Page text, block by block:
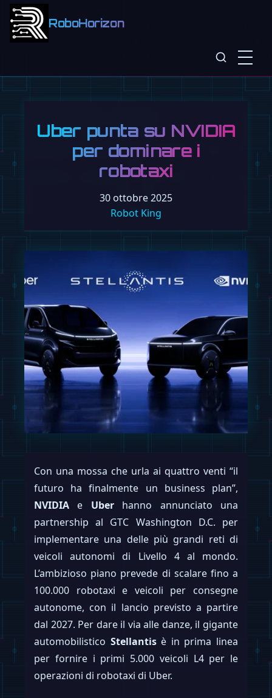
RoboHorizon
Uber punta su NVIDIA
per dominare i
robotaxi
30 ottobre 2025
Robot King
Con una mossa che urla ai quattro venti “il
futuro ha finalmente un business plan”,
NVIDIA e Uberhanno annunciato una
partnership al GTC Washington D.C. per
implementare una delle più grandi reti di
veicoli autonomi di Livello 4 al mondo.
L’ambizioso piano prevede di scalare fino a
100.000 robotaxi e veicoli per consegne
autonome, con il lancio previsto a partire
dal 2027. Per dare il via alle danze, il gigante
automobilistico Stellantisè in prima linea
per fornire i primi 5.000 veicoli L4 per le
operazioni di robotaxi di Uber.